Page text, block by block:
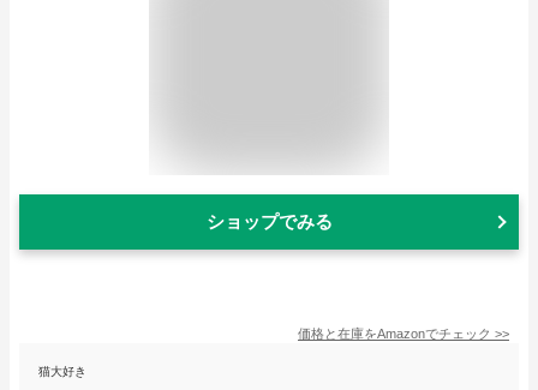
ショップでみる
価格と在庫をAmazonでチェック >>
猫大好き